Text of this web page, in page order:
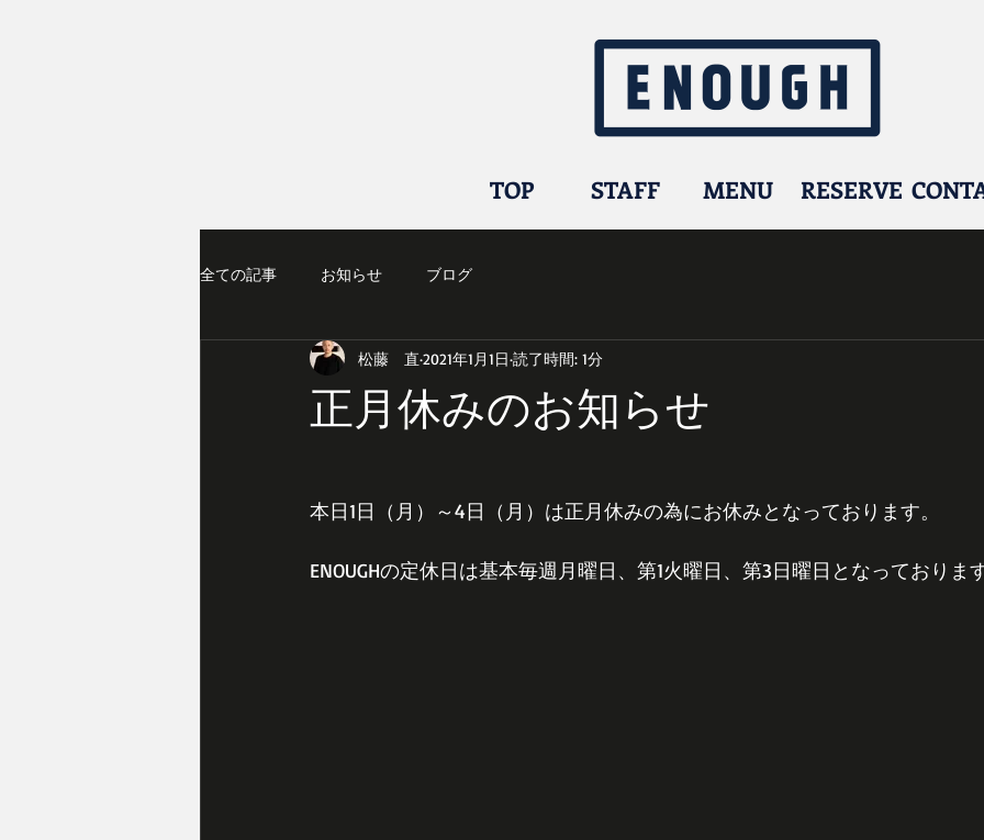
TOP STAFF MENU RESERVE
全ての記事 お知らせ ブログ
正月休みのお知らせ
松藤 直 2021年1月1日 読了時間: 1分
本日1日（月）～4日（月）は正月休みの為にお休みとなっております。
ENOUGHの定休日は基本毎週月曜日、第1火曜日、第3日曜日となっておりま